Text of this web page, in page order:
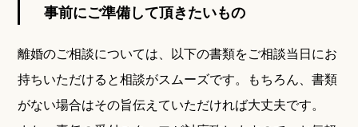
事前にご準備して頂きたいもの
離婚のご相談については、以下の書類をご相談当日にお
持ちいただけると相談がスムーズです。もちろん、書類
がない場合はその旨伝えていただければ大丈夫です。